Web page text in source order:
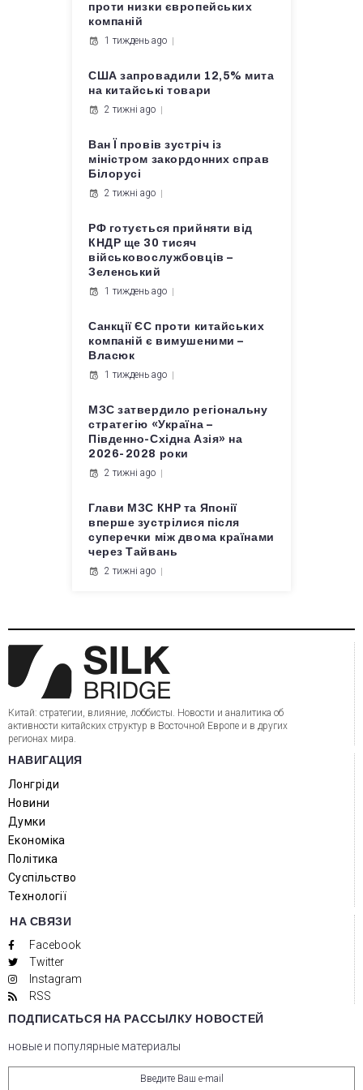
проти низки європейських
компаній
1 тиждень ago
США запровадили 12,5% мита
на китайські товари
2 тижні ago
Ван Ї провів зустріч із
міністром закордонних справ
Білорусі
2 тижні ago
РФ готується прийняти від
КНДР ще 30 тисяч
військовослужбовців –
Зеленський
1 тиждень ago
Санкції ЄС проти китайських
компаній є вимушеними –
Власюк
1 тиждень ago
МЗС затвердило регіональну
стратегію «Україна –
Південно-Східна Азія» на
2026-2028 роки
2 тижні ago
Глави МЗС КНР та Японії
вперше зустрілися після
суперечки між двома країнами
через Тайвань
2 тижні ago
Китай: стратегии, влияние, лоббисты. Новости и аналитика об
активности китайских структур в Восточной Европе и в других
регионах мира.
НАВИГАЦИЯ
Лонгріди
Новини
Думки
Економіка
Політика
Суспільство
Технології
НА СВЯЗИ
Facebook
Twitter
Instagram
RSS
ПОДПИСАТЬСЯ НА РАССЫЛКУ НОВОСТЕЙ
новые и популярные материалы